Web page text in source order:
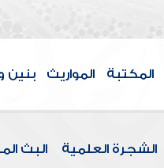
المكتبة المواريث بنين
الشجرة العلمية البث